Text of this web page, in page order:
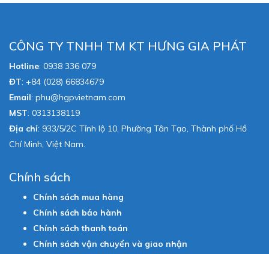
CÔNG TY TNHH TM KT HƯNG GIA PHÁT
Hotline: 0938 336 079
ĐT: +84 (028) 66834679
Email: phu@hgpvietnam.com
MST: 0313138119
Địa chỉ: 933/5/2C Tỉnh lộ 10, Phường Tân Tạo, Thành phố Hồ
Chí Minh, Việt Nam.
Chính sách
Chính sách mua hàng
Chính sách bảo hành
Chính sách thanh toán
Chính sách vận chuyển và giao nhận